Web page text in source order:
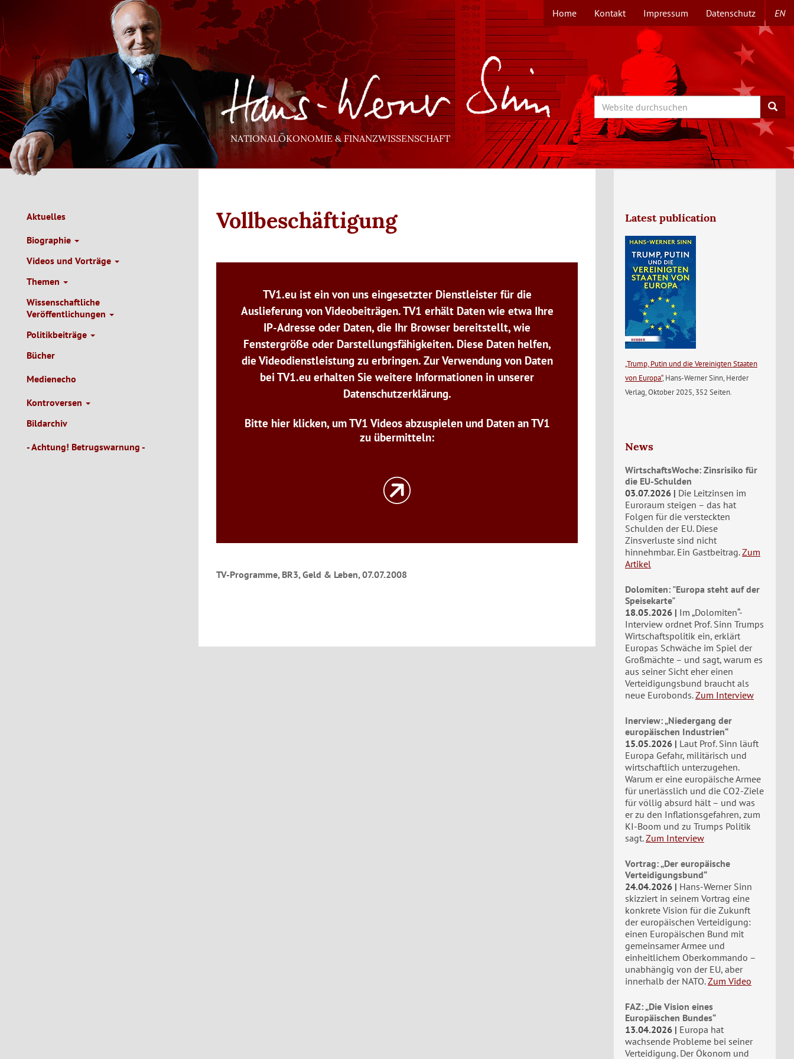
zum
Inhalt
TOPMENÜ
Home Kontakt Impressum Datenschutz EN
NATIONALÖKONOMIE & FINANZWISSENSCHAFT
Search Search
Main
Navigation
de
Aktuelles
Biographie
Videos und Vorträge
Themen
Wissenschaftliche
Veröffentlichungen
Politikbeiträge
Bücher
Medienecho
Kontroversen
Bildarchiv
- Achtung! Betrugswarnung -
Vollbeschäftigung
TV1.eu ist ein von uns eingesetzter Dienstleister für die
Auslieferung von Videobeiträgen. TV1 erhält Daten wie etwa Ihre
IP-Adresse oder Daten, die Ihr Browser bereitstellt, wie
Fenstergröße oder Darstellungsfähigkeiten. Diese Daten helfen,
die Videodienstleistung zu erbringen. Zur Verwendung von Daten
bei TV1.eu erhalten Sie weitere Informationen in unserer
Datenschutzerklärung.
Bitte hier klicken, um TV1 Videos abzuspielen und Daten an TV1
zu übermitteln:
TV-Programme, BR3, Geld & Leben, 07.07.2008
Latest publication
„Trump, Putin und die Vereinigten Staaten
von Europa“, Hans-Werner Sinn, Herder
Verlag, Oktober 2025, 352 Seiten.
News
WirtschaftsWoche: Zinsrisiko für
die EU-Schulden
03.07.2026
Die Leitzinsen im
Euroraum steigen – das hat
Folgen für die versteckten
Schulden der EU. Diese
Zinsverluste sind nicht
hinnehmbar. Ein Gastbeitrag. Zum
Artikel
Dolomiten: "Europa steht auf der
Speisekarte"
18.05.2026
Im „Dolomiten“-
Interview ordnet Prof. Sinn Trumps
Wirtschaftspolitik ein, erklärt
Europas Schwäche im Spiel der
Großmächte – und sagt, warum es
aus seiner Sicht eher einen
Verteidigungsbund braucht als
neue Eurobonds. Zum Interview
Inerview: „Niedergang der
europäischen Industrien“
15.05.2026
Laut Prof. Sinn läuft
Europa Gefahr, militärisch und
wirtschaftlich unterzugehen.
Warum er eine europäische Armee
für unerlässlich und die CO2-Ziele
für völlig absurd hält – und was
er zu den Inflationsgefahren, zum
KI-Boom und zu Trumps Politik
sagt. Zum Interview
Vortrag: „Der europäische
Verteidigungsbund“
24.04.2026
Hans-Werner Sinn
skizziert in seinem Vortrag eine
konkrete Vision für die Zukunft
der europäischen Verteidigung:
einen Europäischen Bund mit
gemeinsamer Armee und
einheitlichem Oberkommando –
unabhängig von der EU, aber
innerhalb der NATO. Zum Video
FAZ: „Die Vision eines
Europäischen Bundes“
13.04.2026
Europa hat
wachsende Probleme bei seiner
Verteidigung. Der Ökonom und